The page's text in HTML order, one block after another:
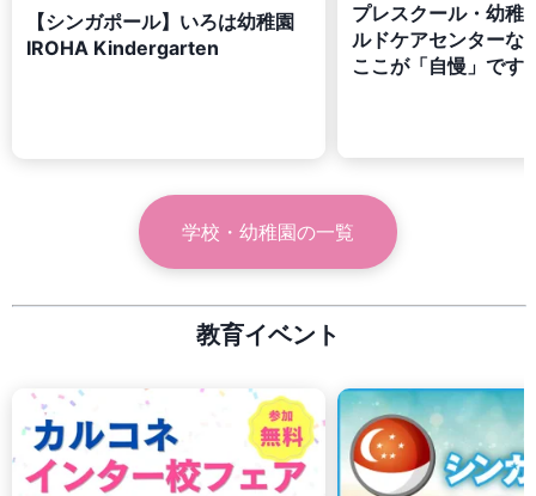
【シンガポール】いろは幼稚園
IROHA Kindergarten
プレスクール・幼稚
ルドケアセンター
ここが「自慢」です
学校・幼稚園の一覧
教育イベント